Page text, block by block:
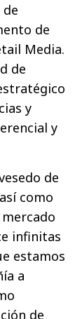
de
Media.
de
y
y
de
como
infinitas
estamos
a
de